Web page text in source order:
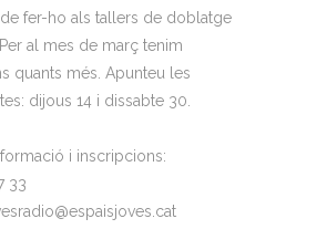
de fer-ho als tallers de doblatge
al mes de març tenim
quants més. Apunteu les
dijous 14 i dissabte 30.
i inscripcions:
33